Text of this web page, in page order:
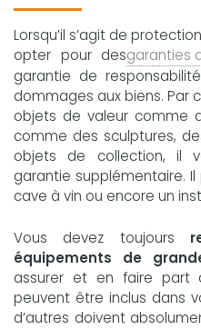
Lorsqu’il s’agit de
opter pour desgaranties
garantie de
dommages aux biens. Par
objets de valeur comme
comme des sculptures,
objets de collection, il
garantie supplémentaire. Il
cave à vin ou encore un
Vous devez toujours
équipements de
assurer et en faire part
peuvent être inclus dans
d’autres doivent